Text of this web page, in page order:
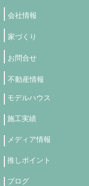
会社情報
家づくり
お問合せ
不動産情報
モデルハウス
施工実績
メディア情報
推しポイント
ブログ